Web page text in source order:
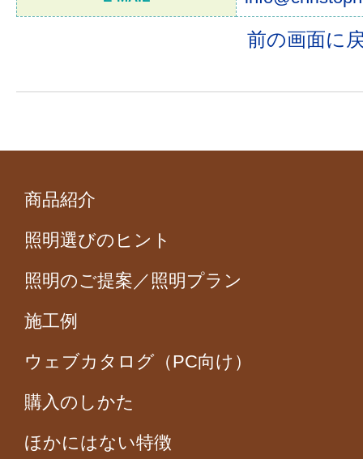
前の画面に
商品紹介
照明選びのヒント
照明のご提案／照明プラン
施工例
ウェブカタログ（PC向け）
購入のしかた
ほかにはない特徴